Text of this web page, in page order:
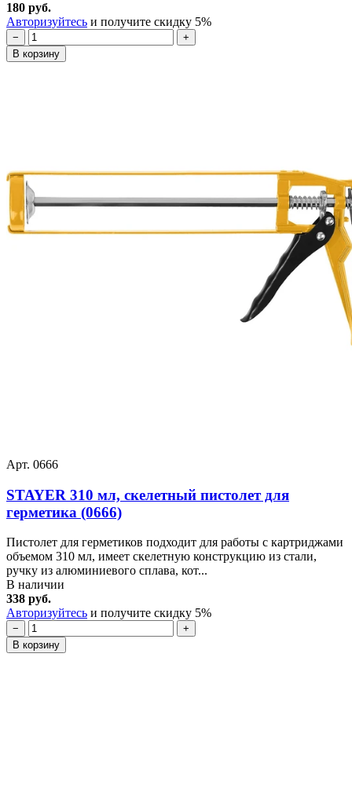
180 руб.
Авторизуйтесь и получите скидку 5%
−
+
В корзину
Арт. 0666
STAYER 310 мл, скелетный пистолет для
герметика (0666)
Пистолет для герметиков подходит для работы с картриджами
объемом 310 мл, имеет скелетную конструкцию из стали,
ручку из алюминиевого сплава, кот...
В наличии
338 руб.
Авторизуйтесь и получите скидку 5%
−
+
В корзину